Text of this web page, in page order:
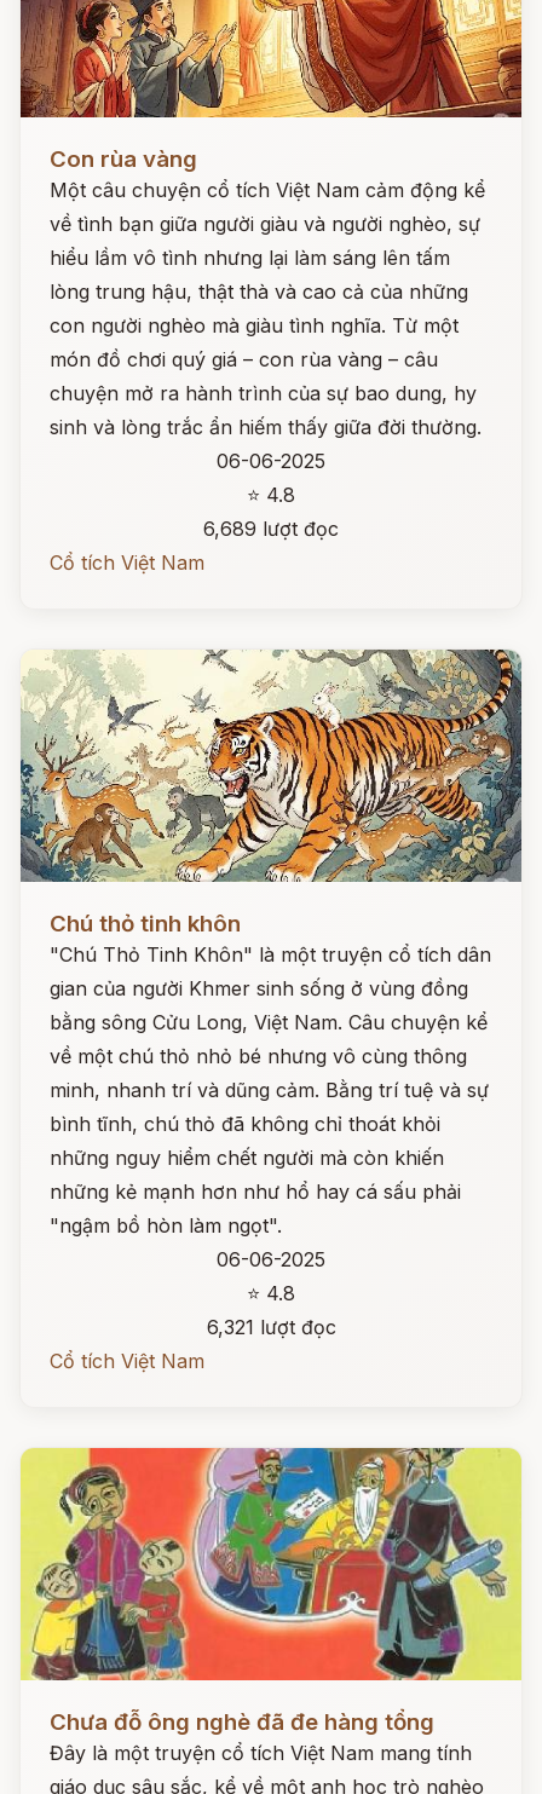
Con rùa vàng
Một câu chuyện cổ tích Việt Nam cảm động kể
về tình bạn giữa người giàu và người nghèo, sự
hiểu lầm vô tình nhưng lại làm sáng lên tấm
lòng trung hậu, thật thà và cao cả của những
con người nghèo mà giàu tình nghĩa. Từ một
món đồ chơi quý giá – con rùa vàng – câu
chuyện mở ra hành trình của sự bao dung, hy
sinh và lòng trắc ẩn hiếm thấy giữa đời thường.
06-06-2025
⭐ 4.8
6,689 lượt đọc
Cổ tích Việt Nam
Chú thỏ tinh khôn
"Chú Thỏ Tinh Khôn" là một truyện cổ tích dân
gian của người Khmer sinh sống ở vùng đồng
bằng sông Cửu Long, Việt Nam. Câu chuyện kể
về một chú thỏ nhỏ bé nhưng vô cùng thông
minh, nhanh trí và dũng cảm. Bằng trí tuệ và sự
bình tĩnh, chú thỏ đã không chỉ thoát khỏi
những nguy hiểm chết người mà còn khiến
những kẻ mạnh hơn như hổ hay cá sấu phải
"ngậm bồ hòn làm ngọt".
06-06-2025
⭐ 4.8
6,321 lượt đọc
Cổ tích Việt Nam
Chưa đỗ ông nghè đã đe hàng tổng
Đây là một truyện cổ tích Việt Nam mang tính
giáo dục sâu sắc, kể về một anh học trò nghèo